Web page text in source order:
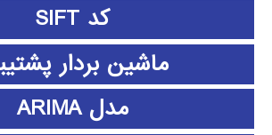
کد SIFT
ماشین بردار
مدل ARIMA